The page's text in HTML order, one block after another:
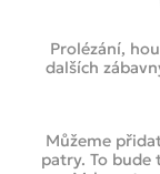
Prolézání,
dalších
Můžeme
patry. To bude